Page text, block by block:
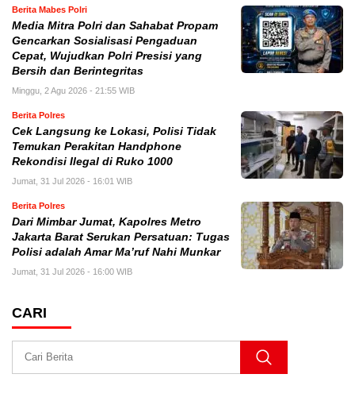
Berita Mabes Polri
Media Mitra Polri dan Sahabat Propam
Gencarkan Sosialisasi Pengaduan
Cepat, Wujudkan Polri Presisi yang
Bersih dan Berintegritas
Minggu, 2 Agu 2026 - 21:55 WIB
Berita Polres
Cek Langsung ke Lokasi, Polisi Tidak
Temukan Perakitan Handphone
Rekondisi Ilegal di Ruko 1000
Jumat, 31 Jul 2026 - 16:01 WIB
Berita Polres
Dari Mimbar Jumat, Kapolres Metro
Jakarta Barat Serukan Persatuan: Tugas
Polisi adalah Amar Ma’ruf Nahi Munkar
Jumat, 31 Jul 2026 - 16:00 WIB
CARI